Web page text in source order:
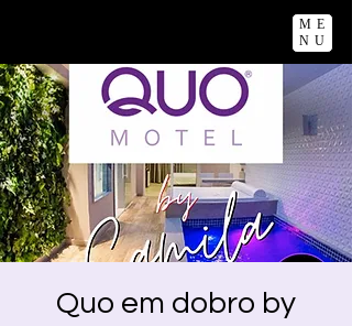
ME
NU
Quo em dobro by